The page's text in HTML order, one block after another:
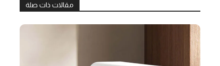
مقالات ذات صلة